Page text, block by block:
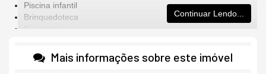
Piscina infantil
Brinquedoteca
Bicicletário
Salão de festas
Spa
Continuar Lendo...
Mais informações sobre este imóvel